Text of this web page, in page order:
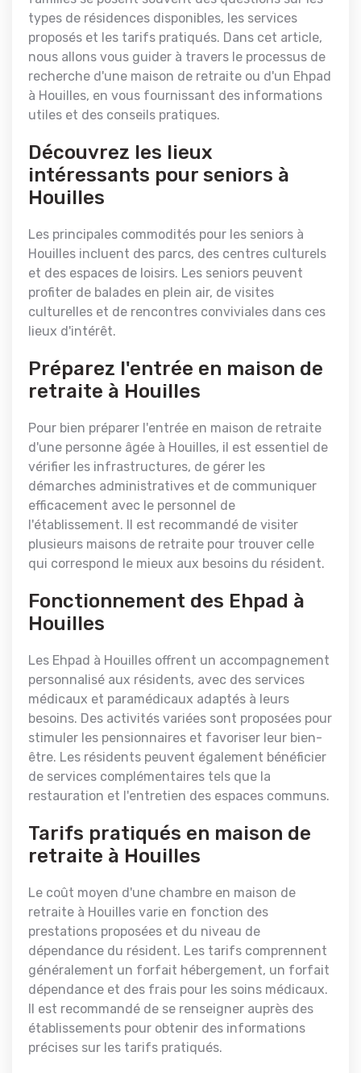
types de résidences disponibles, les services
proposés et les tarifs pratiqués. Dans cet article,
nous allons vous guider à travers le processus de
recherche d'une maison de retraite ou d'un Ehpad
à Houilles, en vous fournissant des informations
utiles et des conseils pratiques.
Découvrez les lieux
intéressants pour seniors à
Houilles
Les principales commodités pour les seniors à
Houilles incluent des parcs, des centres culturels
et des espaces de loisirs. Les seniors peuvent
profiter de balades en plein air, de visites
culturelles et de rencontres conviviales dans ces
lieux d'intérêt.
Préparez l'entrée en maison de
retraite à Houilles
Pour bien préparer l'entrée en maison de retraite
d'une personne âgée à Houilles, il est essentiel de
vérifier les infrastructures, de gérer les
démarches administratives et de communiquer
efficacement avec le personnel de
l'établissement. Il est recommandé de visiter
plusieurs maisons de retraite pour trouver celle
qui correspond le mieux aux besoins du résident.
Fonctionnement des Ehpad à
Houilles
Les Ehpad à Houilles offrent un accompagnement
personnalisé aux résidents, avec des services
médicaux et paramédicaux adaptés à leurs
besoins. Des activités variées sont proposées pour
stimuler les pensionnaires et favoriser leur bien-
être. Les résidents peuvent également bénéficier
de services complémentaires tels que la
restauration et l'entretien des espaces communs.
Tarifs pratiqués en maison de
retraite à Houilles
Le coût moyen d'une chambre en maison de
retraite à Houilles varie en fonction des
prestations proposées et du niveau de
dépendance du résident. Les tarifs comprennent
généralement un forfait hébergement, un forfait
dépendance et des frais pour les soins médicaux.
Il est recommandé de se renseigner auprès des
établissements pour obtenir des informations
précises sur les tarifs pratiqués.